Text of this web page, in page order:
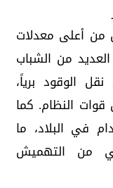
من أعلى معدلات
من الشباب
الوقود برياً،
النظام. كما
في البلاد، ما
من التهميش